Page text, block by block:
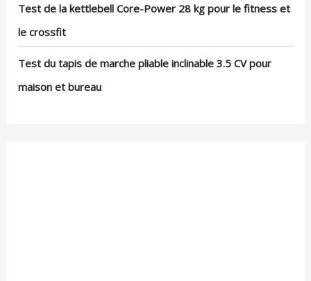
Test de la kettlebell Core-Power 28 kg pour le fitness et
le crossfit
Test du tapis de marche pliable inclinable 3.5 CV pour
maison et bureau